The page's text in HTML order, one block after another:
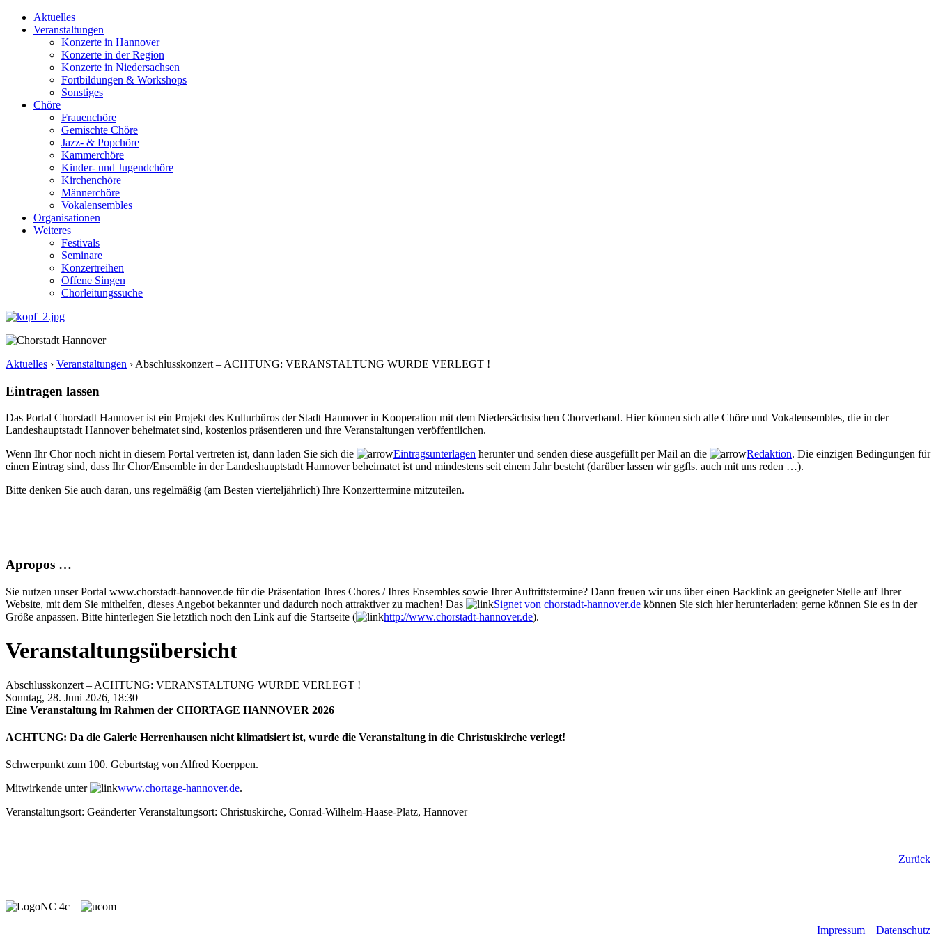
Aktuelles
Veranstaltungen
Konzerte in Hannover
Konzerte in der Region
Konzerte in Niedersachsen
Fortbildungen & Workshops
Sonstiges
Chöre
Frauenchöre
Gemischte Chöre
Jazz- & Popchöre
Kammerchöre
Kinder- und Jugendchöre
Kirchenchöre
Männerchöre
Vokalensembles
Organisationen
Weiteres
Festivals
Seminare
Konzertreihen
Offene Singen
Chorleitungssuche
Aktuelles › Veranstaltungen › Abschlusskonzert – ACHTUNG: VERANSTALTUNG WURDE VERLEGT !
Eintragen lassen
Das Portal Chorstadt Hannover ist ein Projekt des Kulturbüros der Stadt Hannover in Kooperation mit dem Niedersächsischen Chorverband. Hier können sich alle Chöre und Vokalensembles, die in der
Landeshauptstadt Hannover beheimatet sind, kostenlos präsentieren und ihre Veranstaltungen veröffentlichen.
Wenn Ihr Chor noch nicht in diesem Portal vertreten ist, dann laden Sie sich die
Eintragsunterlagen herunter und senden diese ausgefüllt per Mail an die Redaktion. Die einzigen Bedingungen für
einen Eintrag sind, dass Ihr Chor/Ensemble in der Landeshauptstadt Hannover beheimatet ist und mindestens seit einem Jahr besteht (darüber lassen wir ggfls. auch mit uns reden …).
Bitte denken Sie auch daran, uns regelmäßig (am Besten vierteljährlich) Ihre Konzerttermine mitzuteilen.
Apropos …
Sie nutzen unser Portal www.chorstadt-hannover.de für die Präsentation Ihres Chores / Ihres Ensembles sowie Ihrer Auftrittstermine? Dann freuen wir uns über einen Backlink an geeigneter Stelle auf Ihrer
Website, mit dem Sie mithelfen, dieses Angebot bekannter und dadurch noch attraktiver zu machen! Das
Signet von chorstadt-hannover.de können Sie sich hier herunterladen; gerne können Sie es in der
Größe anpassen. Bitte hinterlegen Sie letztlich noch den Link auf die Startseite (
http://www.chorstadt-hannover.de).
Veranstaltungsübersicht
Abschlusskonzert – ACHTUNG: VERANSTALTUNG WURDE VERLEGT !
Sonntag, 28. Juni 2026, 18:30
Eine Veranstaltung im Rahmen der CHORTAGE HANNOVER 2026
ACHTUNG: Da die Galerie Herrenhausen nicht klimatisiert ist, wurde die Veranstaltung in die Christuskirche verlegt!
Schwerpunkt zum 100. Geburtstag von Alfred Koerppen.
Mitwirkende unter
www.chortage-hannover.de.
Veranstaltungsort: Geänderter Veranstaltungsort: Christuskirche, Conrad-Wilhelm-Haase-Platz, Hannover
Zurück
Impressum Datenschutz